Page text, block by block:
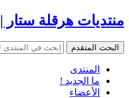
منتديات هرقلة ستار | Hergla Star Forums
المنتدى
ما الجديد !
الأعضاء